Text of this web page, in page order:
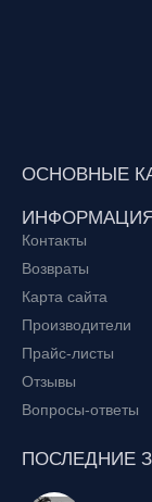
ОСНОВНЫЕ
Контакты
Возвраты
Карта сайта
Производители
Прайс-листы
Отзывы
Вопросы-ответы
ПОСЛЕДНИЕ